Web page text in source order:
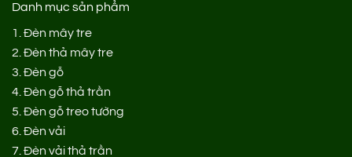
Danh mục sản phẩm
1. Đèn mây tre
2. Đèn thả mây tre
3. Đèn gỗ
4. Đèn gỗ thả trần
5. Đèn gỗ treo tường
6. Đèn vải
7. Đèn vải thả trần